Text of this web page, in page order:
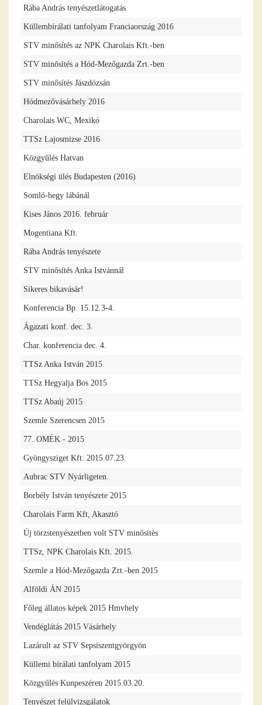
Rába András tenyészetlátogatás
Küllembírálati tanfolyam Franciaország 2016
STV minősítés az NPK Charolais Kft.-ben
STV minősítés a Hód-Mezőgazda Zrt.-ben
STV minősítés Jászdózsán
Hódmezővásárhely 2016
Charolais WC, Mexikó
TTSz Lajosmizse 2016
Közgyűlés Hatvan
Elnökségi ülés Budapesten (2016)
Somló-hegy lábánál
Kises János 2016. február
Mogentiana Kft.
Rába András tenyészete
STV minősítés Anka Istvánnál
Sikeres bikavásár!
Konferencia Bp. 15.12.3-4.
Ágazati konf. dec. 3.
Char. konferencia dec. 4.
TTSz Anka István 2015
TTSz Hegyalja Bos 2015
TTSz Abaúj 2015
Szemle Szerencsen 2015
77. OMÉK - 2015
Gyöngysziget Kft. 2015.07.23.
Aubrac STV Nyárligeten
Borbély István tenyészete 2015
Charolais Farm Kft, Akasztó
Új törzstenyészetben volt STV minősítés
TTSz, NPK Charolais Kft. 2015.
Szemle a Hód-Mezőgazda Zrt.-ben 2015
Alföldi ÁN 2015
Főleg állatos képek 2015 Hmvhely
Vendéglátás 2015 Vásárhely
Lazárult az STV Sepsiszentgyörgyön
Küllemi bírálati tanfolyam 2015
Közgyűlés Kunpeszéren 2015.03.20.
Tenyészet felülvizsgálatok